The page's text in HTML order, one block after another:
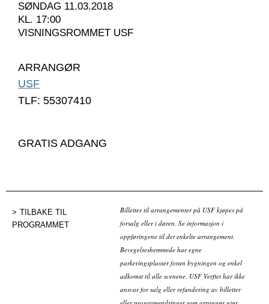
SØNDAG 11.03.2018
KL. 17:00
VISNINGSROMMET USF
ARRANGØR
USF
TLF: 55307410
GRATIS ADGANG
TILBAKE TIL
PROGRAMMET
Billetter til arrangementer på USF kjøpes på
forsalg eller i døren. Se informasjon i
oppføringene til det enkelte arrangement.
Bevegelseshemmede har egne
parkeringsplasser foran bygningen og enkel
adkomst til alle scenene. USF Verftet har ikke
ansvar for salg eller refundering av billetter